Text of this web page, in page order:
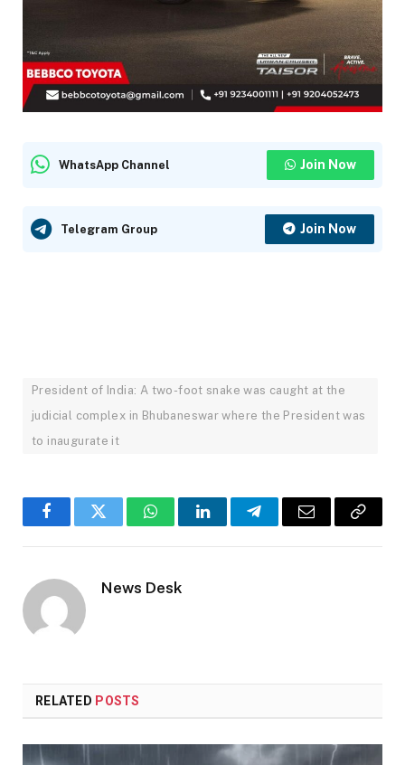
WhatsApp Channel Join Now
Telegram Group Join Now
President of India: A two-foot snake was caught at the
judicial complex in Bhubaneswar where the President was
to inaugurate it
FacebookTwitter WhatsAppLinkedInTelegramEmail
Copy
News Desk
RELATED POSTS